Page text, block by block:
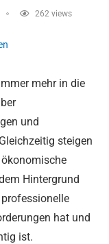
262views
mehr in die
und
steigen
Hintergrund
hat und
ist.